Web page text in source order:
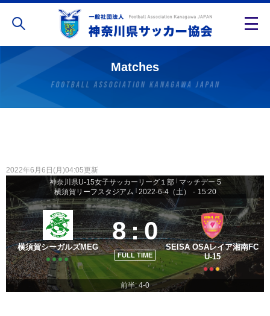
Matches
2022年6月6日(月)04:05更新
神奈川県U-15女子サッカーリーグ１部
マッチデー 5
横須賀リーフスタジアム
2022-6-4（土） - 15:20
横須賀シーガルズMEG
8:0
FULL TIME
SEISA OSAレイア湘南FC
U-15
前半: 4-0